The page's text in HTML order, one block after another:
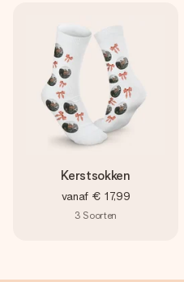
Kerstsokken
vanaf € 17,99
3 Soorten